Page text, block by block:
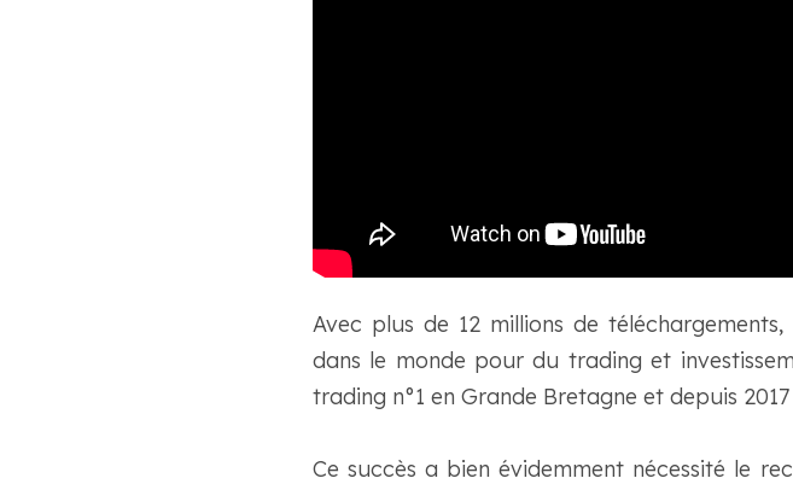
Avec plus de 12 millions de
dans le monde pour du trading et
trading n°1 en Grande Bretagne et depuis
Ce succès a bien évidemment nécessité le